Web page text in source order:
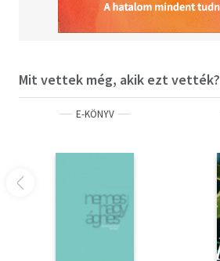
Mit vettek még, akik ezt vették?
E-KÖNYV